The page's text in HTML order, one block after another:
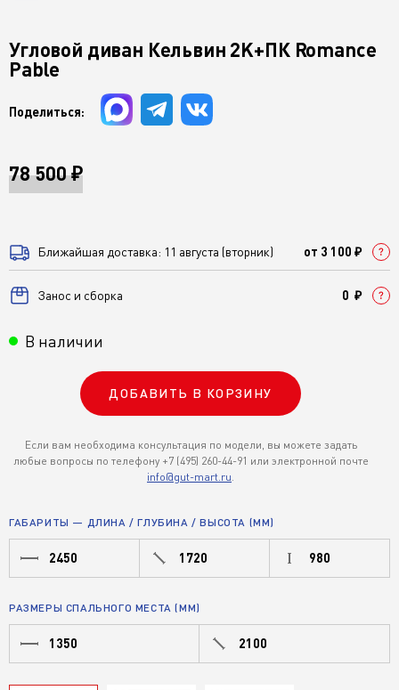
Угловой диван Кельвин 2K+ПК Romance
Pable
Поделиться:
78 500 ₽
Ближайшая доставка: 11 августа (вторник) от 3 100 ₽
Занос и сборка 0 ₽
В наличии
ДОБАВИТЬ В КОРЗИНУ
Если вам необходима консультация по модели, вы можете задать
любые вопросы по телефону +7 (495) 260-44-91 или электронной почте
info@gut-mart.ru.
ГАБАРИТЫ — ДЛИНА / ГЛУБИНА / ВЫСОТА (ММ)
2450 1720 980
РАЗМЕРЫ СПАЛЬНОГО МЕСТА (ММ)
1350 2100